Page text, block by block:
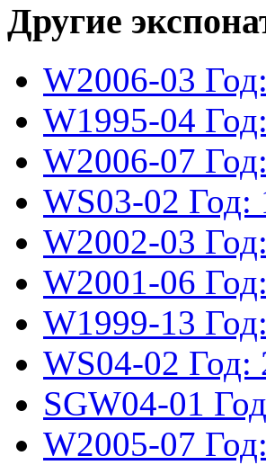
Другие
W2006-03
W1995-04
W2006-07
WS03-02 Год:
W2002-03
W2001-06
W1999-13
WS04-02 Год:
SGW04-01
W2005-07